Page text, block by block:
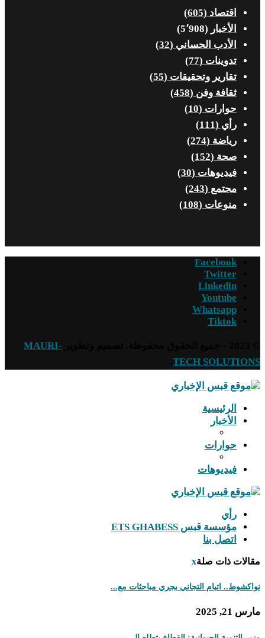
اقتصاد (605)
الأخبار (5٬908)
الأدب الحساني (32)
تدوينات (77)
تقارير وتحقيقات (55)
ثقافة وفن (458)
حوارات (10)
رأي (111)
رياضة (274)
صحة (152)
فيديوهات (30)
مجتمع (243)
منوعات (108)
Facebook
Twitter
Linkedin
Youtube
Whatsapp
Tiktok
MAURI-
TECH SOLUTIONS
الرئيسية
الأخبار
حوارات
فيديوهات
رأي
مؤسسة قبس ETS GHABESS
اتصل بنا
مقالات ذات صلةx
نواكشوط.. اتيام التجاني يجري مباحثات مع...
مارس 21, 2025